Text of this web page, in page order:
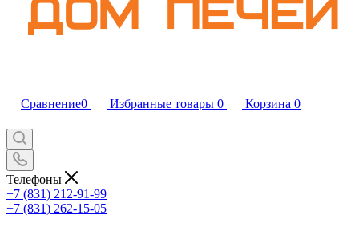
Сравнение0 Избранные товары 0 Корзина 0
Телефоны
+7 (831) 212-91-99
+7 (831) 262-15-05